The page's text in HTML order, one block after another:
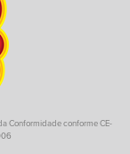
Conformidade conforme CE-